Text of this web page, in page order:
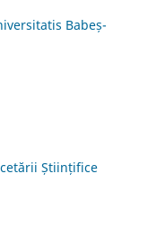
Babeș-
Științifice